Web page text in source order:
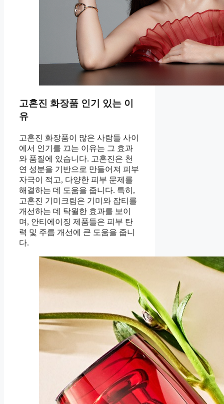
고혼진 화장품 인기 있는 이
유
고혼진 화장품이 많은 사람들 사이
에서 인기를 끄는 이유는 그 효과
와 품질에 있습니다. 고혼진은 천
연 성분을 기반으로 만들어져 피부
자극이 적고, 다양한 피부 문제를
해결하는 데 도움을 줍니다. 특히,
고혼진 기미크림은 기미와 잡티를
개선하는 데 탁월한 효과를 보이
며, 안티에이징 제품들은 피부 탄
력 및 주름 개선에 큰 도움을 줍니
다.